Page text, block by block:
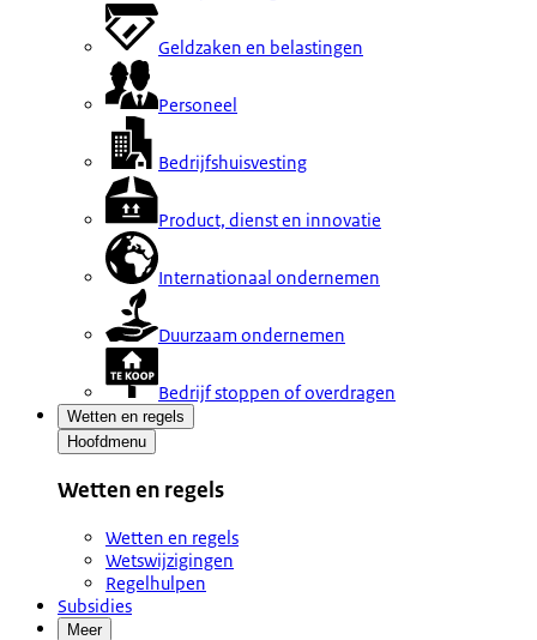
Geldzaken en belastingen
Personeel
Bedrijfshuisvesting
Product, dienst en innovatie
Internationaal ondernemen
Duurzaam ondernemen
Bedrijf stoppen of overdragen
Wetten en regels
Hoofdmenu
Wetten en regels
Wetten en regels
Wetswijzigingen
Regelhulpen
Subsidies
Meer